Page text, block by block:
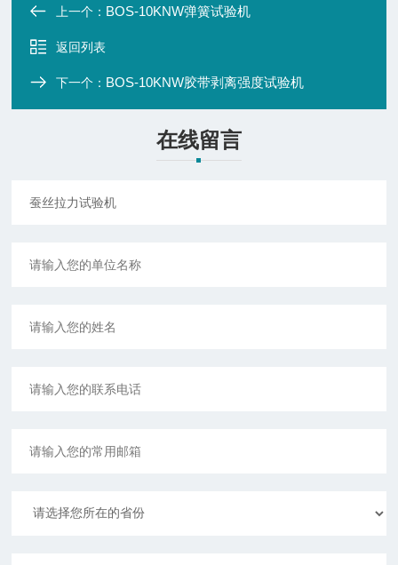
上一个： BOS-10KNW弹簧试验机
返回列表
下一个： BOS-10KNW胶带剥离强度试验机
在线留言